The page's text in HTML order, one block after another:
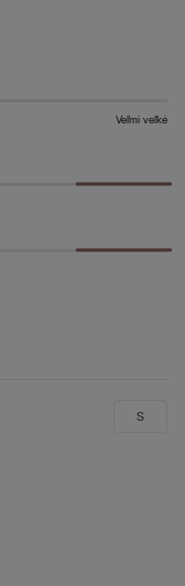
Veľmi veľké
S